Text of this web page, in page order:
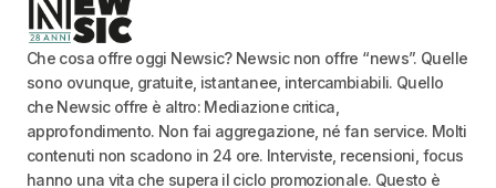
Che cosa offre oggi Newsic? Newsic non offre “news”. Quelle
sono ovunque, gratuite, istantanee, intercambiabili. Quello
che Newsic offre è altro: Mediazione critica,
approfondimento. Non fai aggregazione, né fan service. Molti
contenuti non scadono in 24 ore. Interviste, recensioni, focus
hanno una vita che supera il ciclo promozionale. Questo è